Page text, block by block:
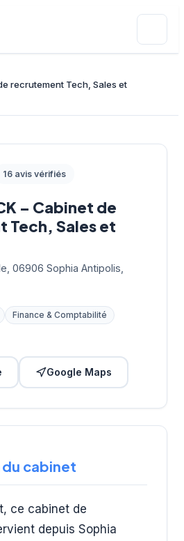
recrutement Tech, Sales et
16 avis vérifiés
– Cabinet de
Tech, Sales et
06906 Sophia Antipolis,
Finance & Comptabilité
Google Maps
cabinet
ce cabinet de
depuis Sophia